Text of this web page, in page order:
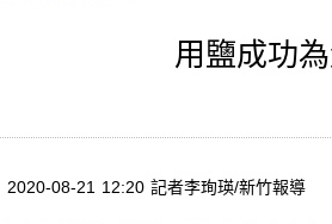
用鹽成功
2020-08-21 12:20 記者李珣瑛/新竹報導